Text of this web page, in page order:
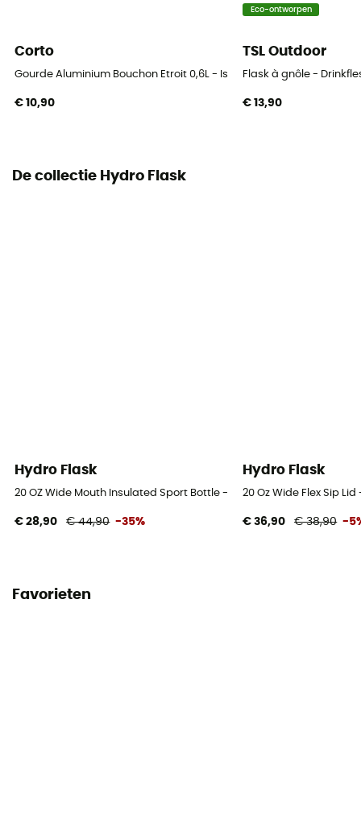
Soort dop
Corto
Gourde Aluminium Bouchon Etroit 0,6L - Isoleerfles
€ 10,90
Eco-ontworpen
TSL Outdoor
Flask à gnôle -
€ 13,90
De collectie Hydro Flask
Hydro Flask
20 OZ Wide Mouth Insulated Sport Bottle - Isoleerfles
€ 28,90 € 44,90 -35%
Hydro Flask
20 Oz Wide Flex Sip
€ 36,90 € 38,90 -
Favorieten